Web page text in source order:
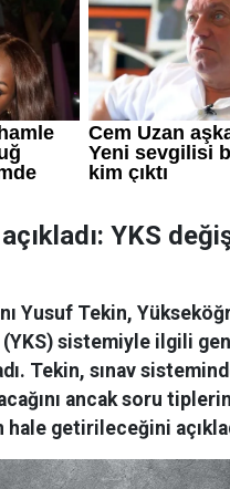
YKS
Yusuf Tekin,
(YKS) sistemiyle ilgili
Tekin, sınav
ancak soru
getirileceğini